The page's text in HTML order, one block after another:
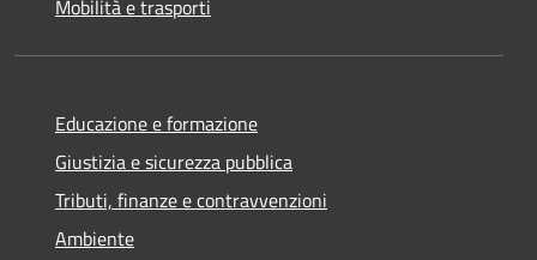
Mobilità e trasporti
Educazione e formazione
Giustizia e sicurezza pubblica
Tributi, finanze e contravvenzioni
Ambiente